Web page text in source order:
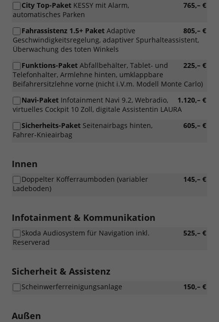
765,– €
City Top-Paket KESSY mit Alarm,
automatisches Parken
805,– €
Fahrassistenz 1.5+ Paket Adaptive
Geschwindigkeitsregelung, adaptiver Spurhalteassistent,
Überwachung des toten Winkels
225,– €
Funktions-Paket Abfallbehälter, Tablet- und
Telefonhalter, Armlehne hinten, umklappbare
Beifahrersitzlehne vorne (nicht i.V.m. Modell Monte Carlo)
1.120,– €
Navi-Paket Infotainment Navi 9.2, Webradio,
virtuelles Cockpit 10 Zoll, digitale Assistentin LAURA
605,– €
Sicherheits-Paket Seitenairbags hinten,
Fahrer-Knieairbag
Innen
145,– €
Doppelter Kofferraumboden (variabler
Ladeboden)
Infotainment & Kommunikation
525,– €
Skoda Audiosystem für Navigation inkl.
Reserverad
Sicherheit & Assistenz
150,– €
Scheinwerferreinigungsanlage
Außen